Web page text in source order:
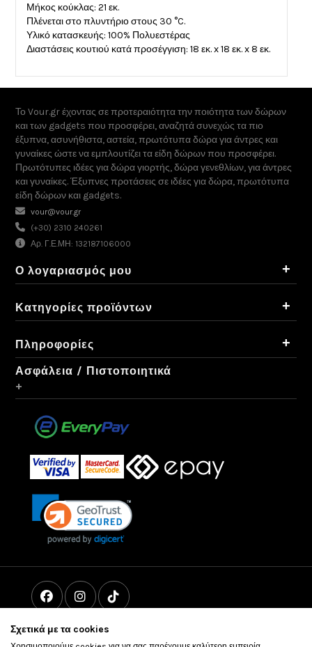
Μήκος κούκλας: 21 εκ.
Πλένεται στο πλυντήριο στους 30 °C.
Υλικό κατασκευής: 100% Πολυεστέρας
Διαστάσεις κουτιού κατά προσέγγιση: 18 εκ. x 18 εκ. x 8 εκ.
Το Vour.gr έχοντας σε προτεραιότητα την ποιότητα των δώρων
και των gadgets που προσφέρει, αναζητά συνεχώς τα πιο
έξυπνα, ασυνήθιστα, αστεία, πρωτότυπα δώρα για άντρες και
γυναίκες ώστε να εμπλουτίζει τα είδη δώρων που προσφέρει.
Πρωτότυπες ιδέες για δώρα γιορτής, δώρα γενεθλίων, για άντρες
και γυναίκες. Έξυπνες προτάσεις σε ιδέες για δώρα, πρωτότυπα
είδη δώρων και gadgets.
vour@vour.gr
(+30) 2310 240261
Αρ. Γ.Ε.ΜΗ: 132187106000
Ο λογαριασμός μου +
Κατηγορίες προϊόντων +
Πληροφορίες +
Ασφάλεια / Πιστοποιητικά
+
Σχετικά με τα cookies